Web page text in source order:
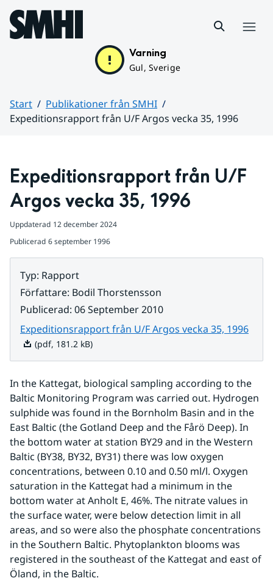
Hoppa till sidans innehåll
Varning
Gul, Sverige
Start
Publikationer från SMHI
Expeditionsrapport från U/F Argos vecka 35, 1996
Expeditionsrapport från U/F
Argos vecka 35, 1996
Uppdaterad 12 december 2024
Publicerad 6 september 1996
Typ: Rapport
Författare: Bodil Thorstensson
Publicerad: 06 September 2010
Expeditionsrapport från U/F Argos vecka 35, 1996Pdf,
(pdf, 181.2 kB)
In the Kattegat, biological sampling according to the
Baltic Monitoring Program was carried out. Hydrogen
sulphide was found in the Bornholm Basin and in the
East Baltic (the Gotland Deep and the Fårö Deep). In
the bottom water at station BY29 and in the Western
Baltic (BY38, BY32, BY31) there was low oxygen
concentrations, between 0.10 and 0.50 ml/l. Oxygen
saturation in the Kattegat had a minimum in the
bottom water at Anholt E, 46%. The nitrate values in
the surface water, were below detection limit in all
areas, and so were also the phosphate concentrations
in the Southern Baltic. Phytoplankton blooms was
registered in the southeast of the Kattegat and east of
Öland, in the Baltic.